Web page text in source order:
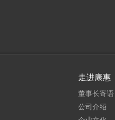
走进康惠
董事长寄语
公司介绍